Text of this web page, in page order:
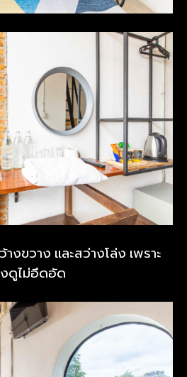
งขวาง และสว่างโล่ง เพราะ
งดูไม่อึดอัด